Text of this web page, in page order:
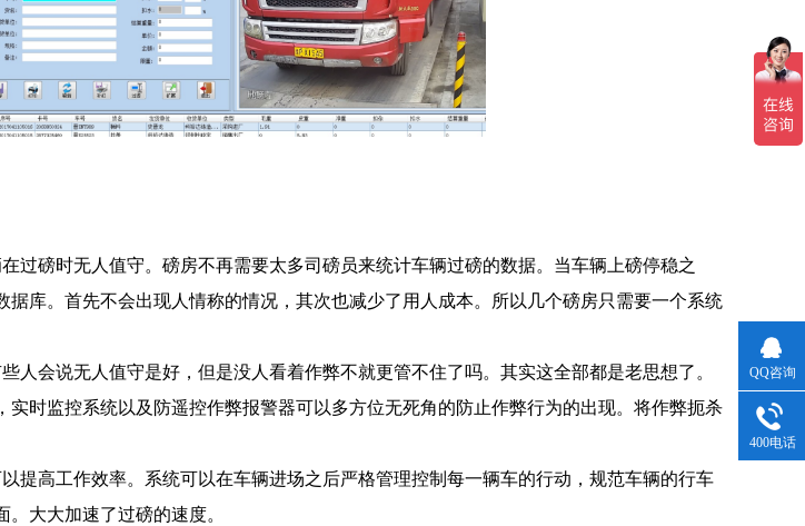
磅时无人值守。磅房不再需要太多司磅员来统计车辆过磅的数据。当车辆上磅停稳之
据库。首先不会出现人情称的情况，其次也减少了用人成本。所以几个磅房只需要一个系统
会说无人值守是好，但是没人看着作弊不就更管不住了吗。其实这全部都是老思想了。
实时监控系统以及防遥控作弊报警器可以多方位无死角的防止作弊行为的出现。将作弊扼杀
高工作效率。系统可以在车辆进场之后严格管理控制每一辆车的行动，规范车辆的行车
大大加速了过磅的速度。
QQ咨询
400电话